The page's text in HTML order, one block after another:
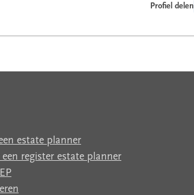
Profiel delen
estate planner
een register estate planner